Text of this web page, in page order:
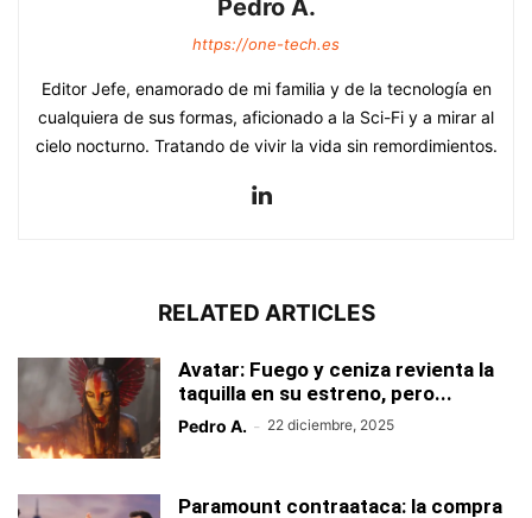
Pedro A.
https://one-tech.es
Editor Jefe, enamorado de mi familia y de la tecnología en
cualquiera de sus formas, aficionado a la Sci-Fi y a mirar al
cielo nocturno. Tratando de vivir la vida sin remordimientos.
RELATED ARTICLES
Avatar: Fuego y ceniza revienta la
taquilla en su estreno, pero...
Pedro A. - 22 diciembre, 2025
Paramount contraataca: la compra